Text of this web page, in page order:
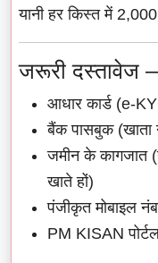
यानी हर किस्त में
जरूरी दस्तावेज
आधार कार्ड (e-
बैंक पासबुक (खाता
जमीन के कागजात
खाते हों)
पंजीकृत मोबाइल
PM KISAN